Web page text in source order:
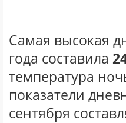
Самая высокая
года составила
температура
показатели
сентября